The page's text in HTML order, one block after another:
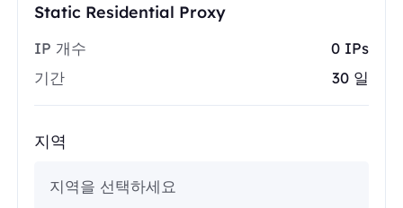
Static Residential Proxy
IP 개수
0 IPs
기간
30 일
지역
지역을 선택하세요